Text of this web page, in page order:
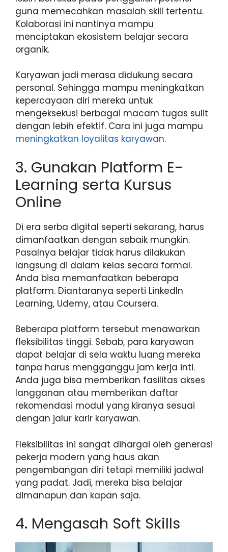
guna memecahkan masalah skill tertentu.
Kolaborasi ini nantinya mampu
menciptakan ekosistem belajar secara
organik.
Karyawan jadi merasa didukung secara
personal. Sehingga mampu meningkatkan
kepercayaan diri mereka untuk
mengeksekusi berbagai macam tugas sulit
dengan lebih efektif. Cara ini juga mampu
meningkatkan loyalitas karyawan.
3. Gunakan Platform E-
Learning serta Kursus
Online
​Di era serba digital seperti sekarang, harus
dimanfaatkan dengan sebaik mungkin.
Pasalnya belajar tidak harus dilakukan
langsung di dalam kelas secara formal.
Anda bisa memanfaatkan beberapa
platform. Diantaranya seperti LinkedIn
Learning, Udemy, atau Coursera.
Beberapa platform tersebut menawarkan
fleksibilitas tinggi. Sebab, para karyawan
dapat belajar di sela waktu luang mereka
tanpa harus mengganggu jam kerja inti.
Anda juga bisa memberikan fasilitas akses
langganan atau memberikan daftar
rekomendasi modul yang kiranya sesuai
dengan jalur karir karyawan.
Fleksibilitas ini sangat dihargai oleh generasi
pekerja modern yang haus akan
pengembangan diri tetapi memiliki jadwal
yang padat. Jadi, mereka bisa belajar
dimanapun dan kapan saja.
4. Mengasah Soft Skills